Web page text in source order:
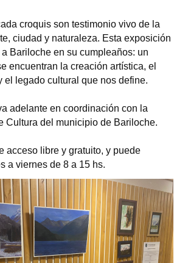
Presidencia
- Registro
- Registro
Huellas - Registro
- Registro
croquis son testimonio vivo de la
ciudad y naturaleza. Esta exposición
Bariloche en su cumpleaños: un
encuentran la creación artística, el
el legado cultural que nos define.
adelante en coordinación con la
Cultura del municipio de Bariloche.
acceso libre y gratuito, y puede
a viernes de 8 a 15 hs.